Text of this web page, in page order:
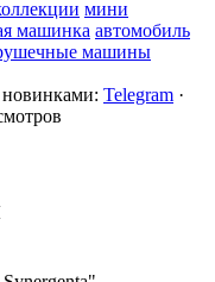
мини
машинка автомобиль
машины
новинками: Telegram ·